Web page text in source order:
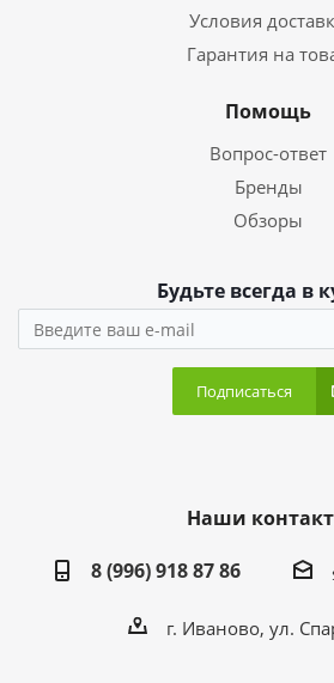
Условия
Гарантия на
Помощь
Вопрос-ответ
Бренды
Обзоры
Будьте всегда в
Подписаться
Наши
8 (996) 918 87 86
г. Иваново, ул.